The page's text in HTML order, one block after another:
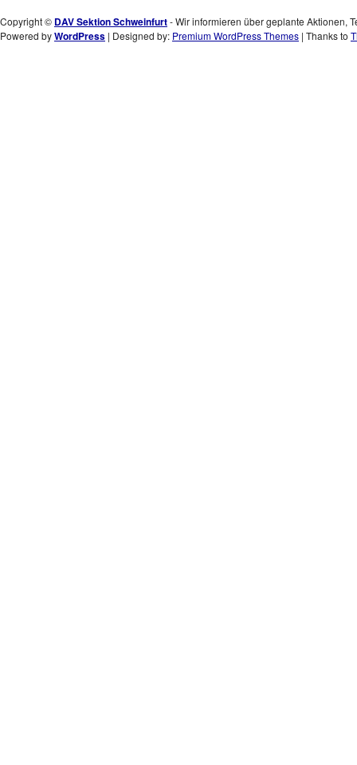
Copyright © DAV Sektion Schweinfurt- Wir informieren über geplante Aktionen,
Powered byWordPress | Designed by: Premium WordPress Themes | Thanks to